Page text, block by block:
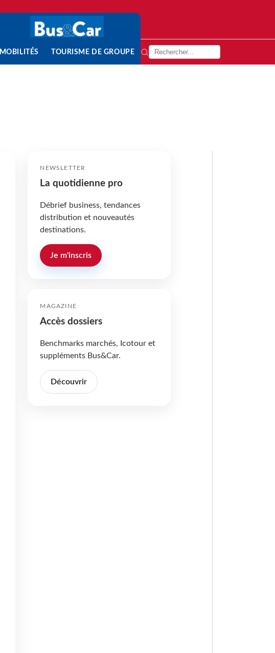
MOBILITÉS TOURISME DE GROUPE
NEWSLETTER
La quotidienne pro
Débrief business, tendances
distribution et nouveautés
destinations.
Je m'inscris
MAGAZINE
Accès dossiers
Benchmarks marchés, Icotour et
suppléments Bus&Car.
Découvrir